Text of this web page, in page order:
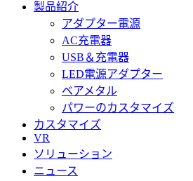
製品紹介
アダプター電源
AC充電器
USB＆充電器
LED電源アダプター
ベアメタル
パワーのカスタマイズ
カスタマイズ
VR
ソリューション
ニュース